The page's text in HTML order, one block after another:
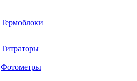
Термоблоки
Титраторы
Фотометры